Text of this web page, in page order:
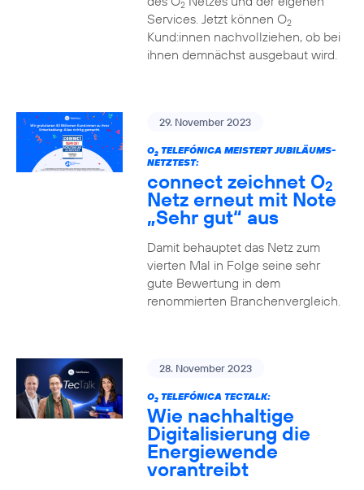
2
Services. Jetzt können O2
Kund:innen nachvollziehen, ob bei
ihnen demnächst ausgebaut wird.
29. November 2023
O2TELEFÓNICA MEISTERT JUBILÄUMS-
NETZTEST:
connect zeichnet O2
Netz erneut mit Note
„Sehr gut“ aus
Damit behauptet das Netz zum
vierten Mal in Folge seine sehr
gute Bewertung in dem
renommierten Branchenvergleich.
28. November 2023
O2TELEFÓNICA TECTALK:
Wie nachhaltige
Digitalisierung die
Energiewende
vorantreibt